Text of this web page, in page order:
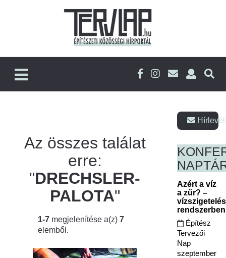
Az összes találat
erre:
"DRECHSLER-
PALOTA"
1-7 megjelenítése a(z) 7
elemből.
Azért a víz
a zűr? –
Építész
Tervezői
Nap
szeptember